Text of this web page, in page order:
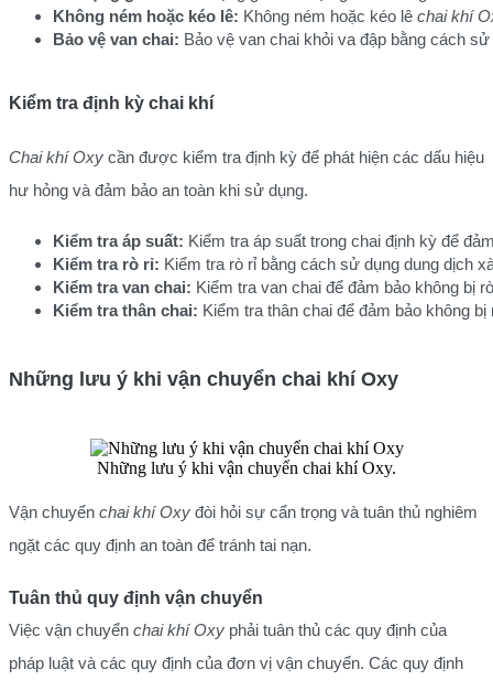
Không ném hoặc kéo lê: Không ném hoặc kéo lê chai khí
Bảo vệ van chai: Bảo vệ van chai khỏi va đập bằng cách
Kiểm tra định kỳ chai khí
Chai khí Oxy cần được kiểm tra định kỳ để phát hiện các dấu hiệu
hư hỏng và đảm bảo an toàn khi sử dụng.
Kiểm tra áp suất: Kiểm tra áp suất trong chai định kỳ để
Kiểm tra rò rỉ: Kiểm tra rò rỉ bằng cách sử dụng dung dịch
Kiểm tra van chai: Kiểm tra van chai để đảm bảo không bị
Kiểm tra thân chai: Kiểm tra thân chai để đảm bảo không
Những lưu ý khi vận chuyển chai khí Oxy
Những lưu ý khi vận chuyển chai khí Oxy.
Vận chuyển chai khí Oxy đòi hỏi sự cẩn trọng và tuân thủ nghiêm
ngặt các quy định an toàn để tránh tai nạn.
Tuân thủ quy định vận chuyển
Việc vận chuyển chai khí Oxy phải tuân thủ các quy định của
pháp luật và các quy định của đơn vị vận chuyển. Các quy định